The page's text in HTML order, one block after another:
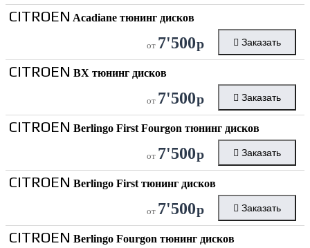
CITROEN Acadiane тюнинг дисков
от 7'500р Заказать
CITROEN BX тюнинг дисков
от 7'500р Заказать
CITROEN Berlingo First Fourgon тюнинг дисков
от 7'500р Заказать
CITROEN Berlingo First тюнинг дисков
от 7'500р Заказать
CITROEN Berlingo Fourgon тюнинг дисков